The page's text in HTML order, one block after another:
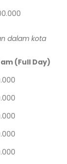
dalam kota
(Full Day)